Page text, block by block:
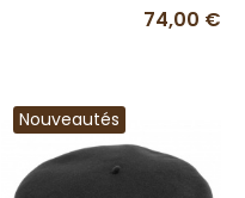
74,00 €
Nouveautés